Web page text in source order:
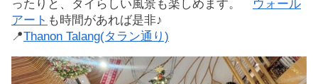
ったりと、タイらしい風景も楽しめます。
ウォール
アート も時間があれば是非♪
📍Thanon Talang(タラン通り)